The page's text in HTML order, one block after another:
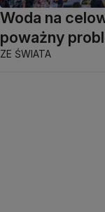
Woda na
poważny
ZE ŚWIATA